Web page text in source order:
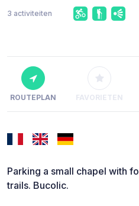
3 activiteiten
ROUTEPLAN FAVORIETEN
Parking a small chapel with
trails. Bucolic.